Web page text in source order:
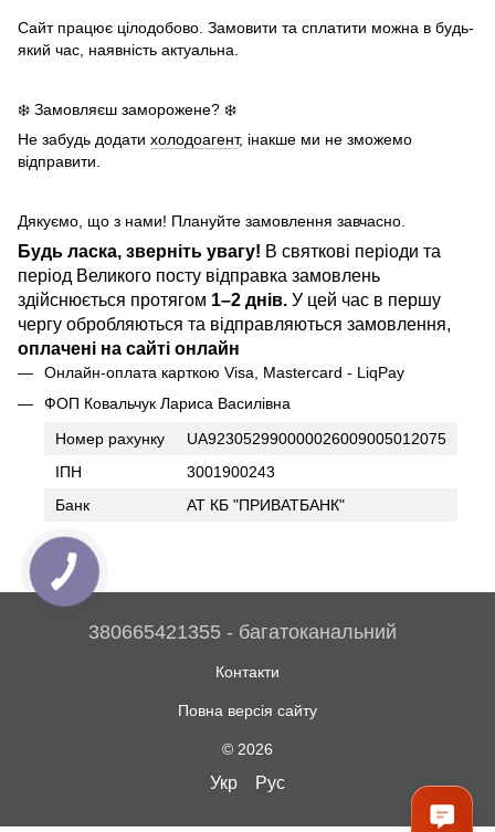
Сайт працює цілодобово. Замовити та сплатити можна в будь-
який час, наявність актуальна.
❄️ Замовляєш заморожене? ❄️
Не забудь додати холодоагент, інакше ми не зможемо
відправити.
Дякуємо, що з нами! Плануйте замовлення завчасно.
Будь ласка, зверніть увагу! В святкові періоди та
період Великого посту відправка замовлень
здійснюється протягом 1–2 днів. У цей час в першу
чергу обробляються та відправляються замовлення,
оплачені на сайті онлайн
Онлайн-оплата карткою Visa, Mastercard - LiqPay
ФОП Ковальчук Лариса Василівна
Номер рахунку
UA923052990000026009005012075
ІПН
3001900243
Банк
АТ КБ "ПРИВАТБАНК"
380665421355 - багатоканальний
Контакти
Повна версія сайту
© 2026
Укр Рус